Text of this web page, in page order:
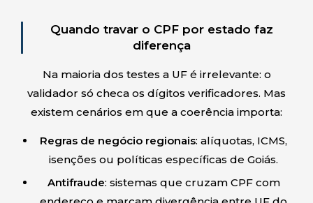
Quando travar o CPF por estado faz
diferença
Na maioria dos testes a UF é irrelevante: o
validador só checa os dígitos verificadores. Mas
existem cenários em que a coerência importa:
Regras de negócio regionais: alíquotas, ICMS,
isenções ou políticas específicas de Goiás.
Antifraude: sistemas que cruzam CPF com